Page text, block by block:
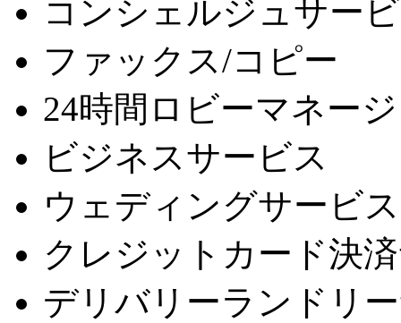
コンシェルジュサー
ファックス/コピー
24時間ロビーマネー
ビジネスサービス
ウェディングサービス
クレジットカード決
デリバリーランドリ